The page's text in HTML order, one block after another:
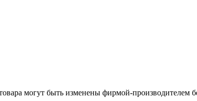
могут быть изменены фирмой-производителем